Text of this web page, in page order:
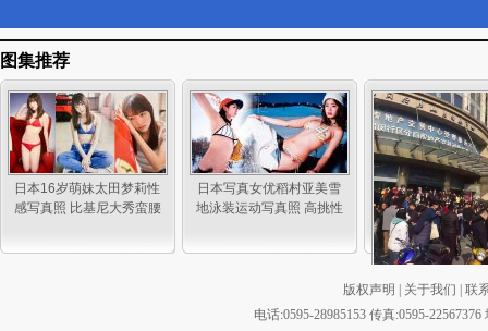
图集推荐
日本16岁萌妹太田梦莉性
感写真照 比基尼大秀蛮腰
日本写真女优稻村亚美雪
地泳装运动写真照 高挑性
上海买房人数过多
心客流限制现场
版权声明 关于我们
联
电话:0595-28985153 传真:0595-